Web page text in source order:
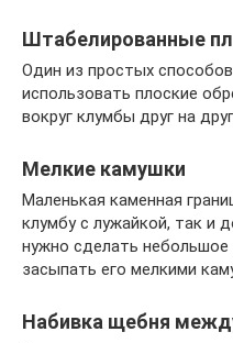
Штабелированные
Один из простых
использовать плоские
вокруг клумбы друг на
Мелкие камушки
Маленькая каменная
клумбу с лужайкой, так и
нужно сделать небольшое
засыпать его мелкими
Набивка щебня